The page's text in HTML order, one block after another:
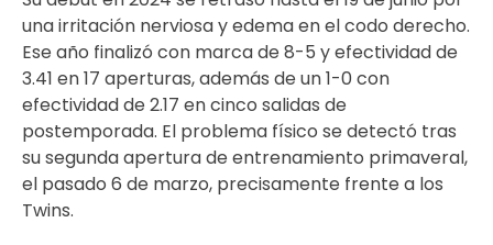
una irritación nerviosa y edema en el codo derecho.
Ese año finalizó con marca de 8-5 y efectividad de
3.41 en 17 aperturas, además de un 1-0 con
efectividad de 2.17 en cinco salidas de
postemporada. El problema físico se detectó tras
su segunda apertura de entrenamiento primaveral,
el pasado 6 de marzo, precisamente frente a los
Twins.